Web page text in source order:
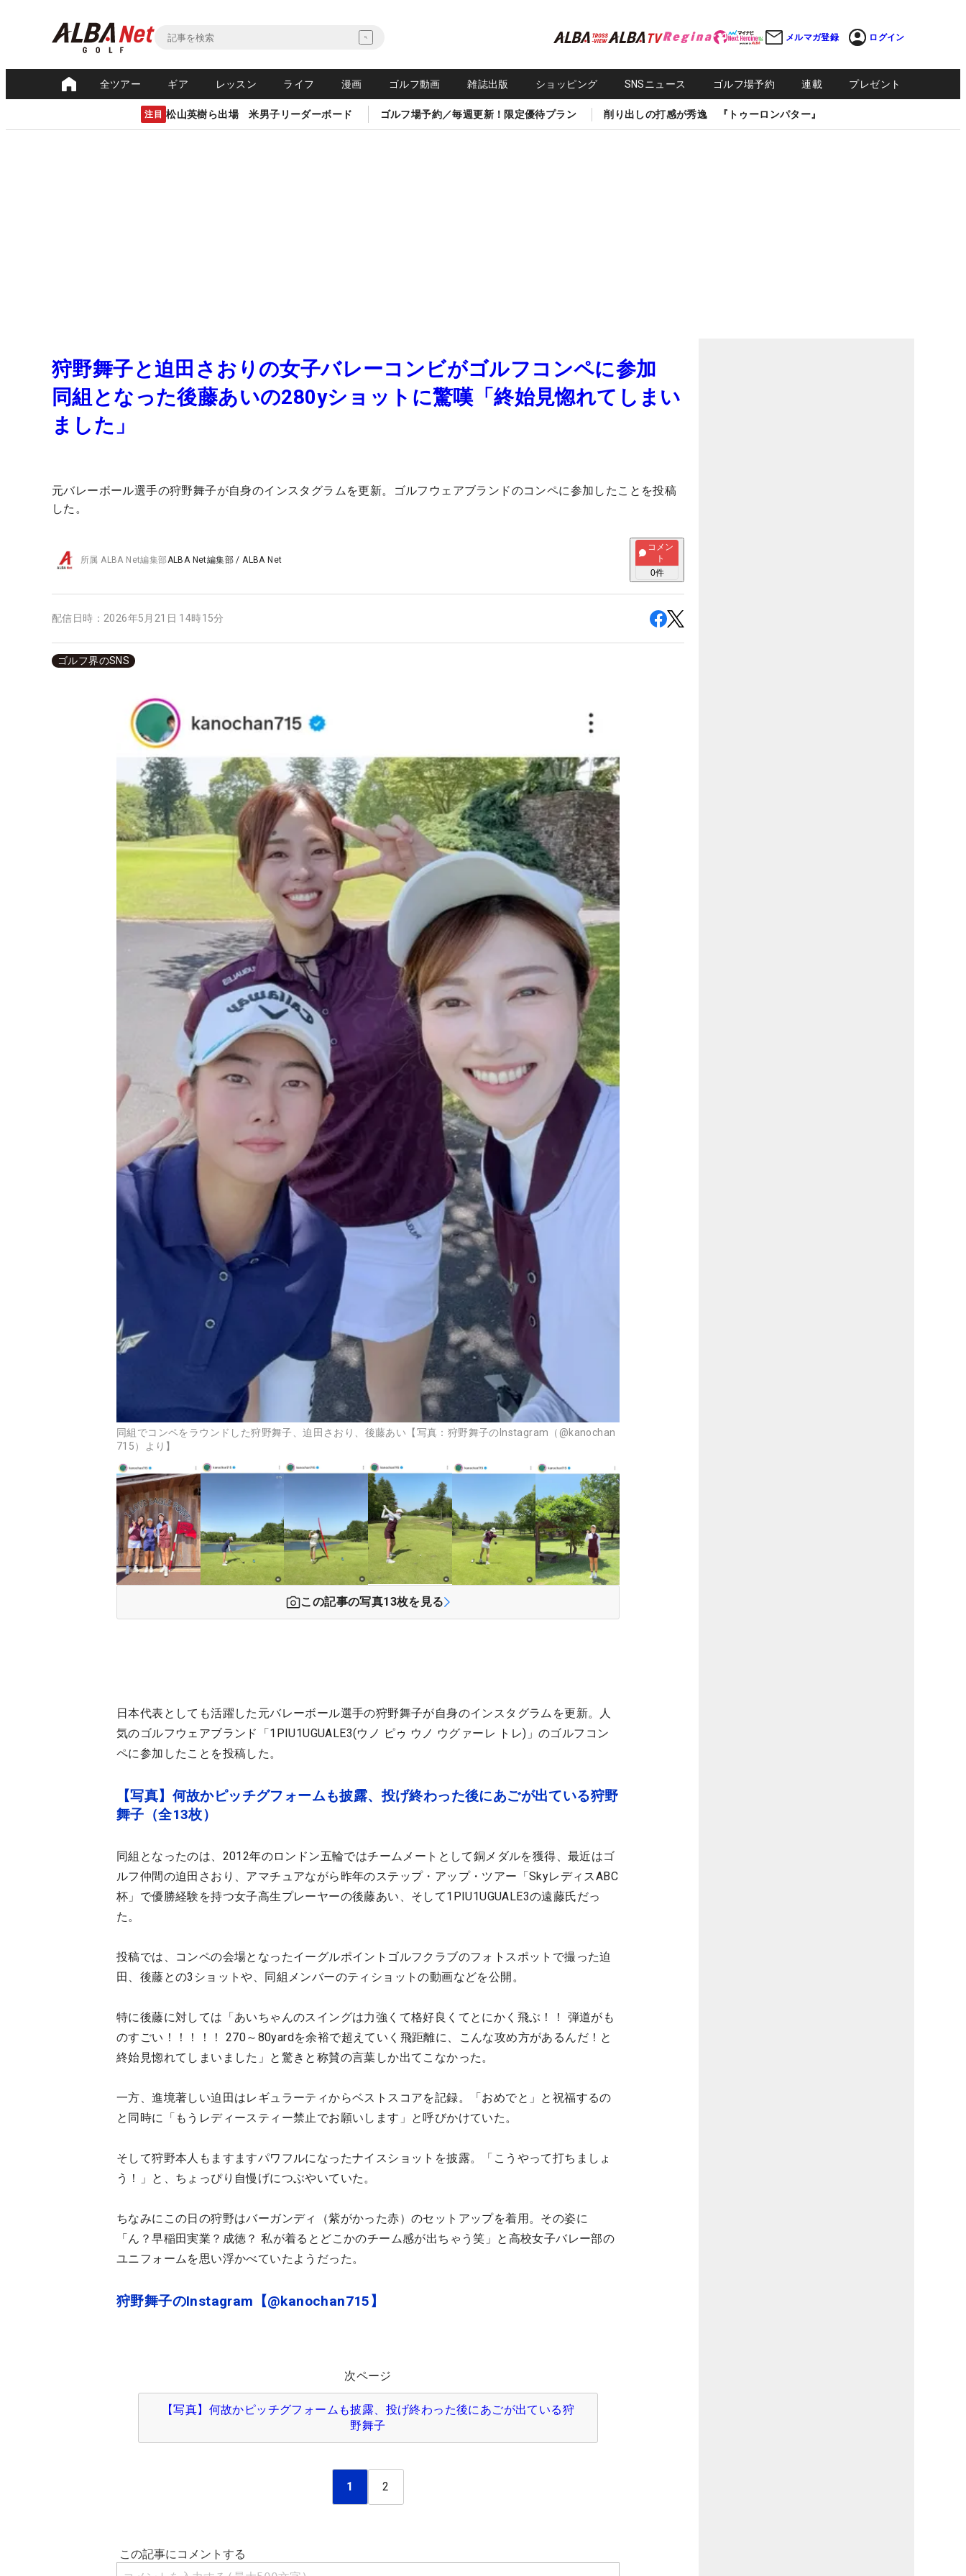
メルマガ登録 ログイン
全ツアー ギア レッスン ライフ 漫画 ゴルフ動画 雑誌出版 ショッピング SNSニュース ゴルフ場予約 連載 プレゼント
注目 松山英樹ら出場 米男子リーダーボード ゴルフ場予約／毎週更新！限定優待プラン 削り出しの打感が秀逸 『トゥーロンパター』
狩野舞子と迫田さおりの女子バレーコンビがゴルフコンペに参加
同組となった後藤あいの280yショットに驚嘆「終始見惚れてしまい
ました」
元バレーボール選手の狩野舞子が自身のインスタグラムを更新。ゴルフウェアブランドのコンペに参加したことを投稿
した。
所属ALBA Net編集部ALBA Net編集部 /ALBA Net
コメン
ト
0件
配信日時： 2026年5月21日 14時15分
ゴルフ界のSNS
同組でコンペをラウンドした狩野舞子、迫田さおり、後藤あい【写真：狩野舞子のInstagram（@kanochan
715）より】
この記事の写真13枚を見る
日本代表としても活躍した元バレーボール選手の狩野舞子が自身のインスタグラムを更新。人
気のゴルフウェアブランド「1PIU1UGUALE3(ウノ ピゥ ウノ ウグァーレ トレ)」のゴルフコン
ペに参加したことを投稿した。
【写真】何故かピッチグフォームも披露、投げ終わった後にあごが出ている狩野
舞子（全13枚）
同組となったのは、2012年のロンドン五輪ではチームメートとして銅メダルを獲得、最近はゴ
ルフ仲間の迫田さおり、アマチュアながら昨年のステップ・アップ・ツアー「SkyレディスABC
杯」で優勝経験を持つ女子高生プレーヤーの後藤あい、そして1PIU1UGUALE3の遠藤氏だっ
た。
投稿では、コンペの会場となったイーグルポイントゴルフクラブのフォトスポットで撮った迫
田、後藤との3ショットや、同組メンバーのティショットの動画などを公開。
特に後藤に対しては「あいちゃんのスイングは力強くて格好良くてとにかく飛ぶ！！ 弾道がも
のすごい！！！！！ 270～80yardを余裕で超えていく飛距離に、こんな攻め方があるんだ！と
終始見惚れてしまいました」と驚きと称賛の言葉しか出てこなかった。
一方、進境著しい迫田はレギュラーティからベストスコアを記録。「おめでと」と祝福するの
と同時に「もうレディースティー禁止でお願いします」と呼びかけていた。
そして狩野本人もますますパワフルになったナイスショットを披露。「こうやって打ちましょ
う！」と、ちょっぴり自慢げにつぶやいていた。
ちなみにこの日の狩野はバーガンディ（紫がかった赤）のセットアップを着用。その姿に
「ん？早稲田実業？成徳？ 私が着るとどこかのチーム感が出ちゃう笑」と高校女子バレー部の
ユニフォームを思い浮かべていたようだった。
狩野舞子のInstagram【@kanochan715】
次ページ
【写真】何故かピッチグフォームも披露、投げ終わった後にあごが出ている狩
野舞子
1 2